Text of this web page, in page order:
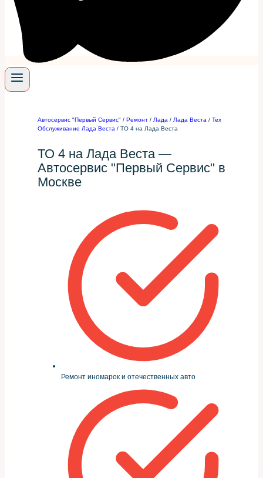
Автосервис "Первый Сервис" / Ремонт / Лада / Лада Веста / Тех
Обслуживание Лада Веста / ТО 4 на Лада Веста
ТО 4 на Лада Веста —
Автосервис "Первый Сервис" в
Москве
Ремонт иномарок и отечественных авто